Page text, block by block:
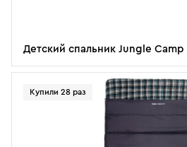
Детский спальник Jungle Camp
Купили 28 раз